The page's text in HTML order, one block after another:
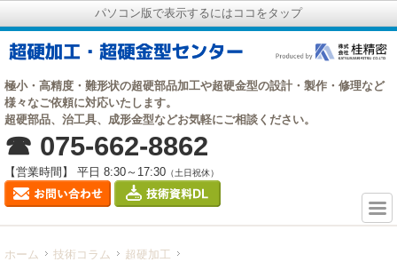
パソコン版で表示するにはココをタップ
極小・高精度・難形状の超硬部品加工や超硬金型の設計・製作・修理など
様々なご依頼に対応いたします。
超硬部品、治工具、成形金型などお気軽にご相談ください。
☎ 075-662-8862
【営業時間】 平日 8:30～17:30 （土日祝休）
ホーム 技術コラム 超硬加工